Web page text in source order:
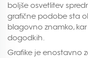
boljše osvetlitev
grafične podobe sta
blagovno znamko,
dogodkih.
Grafike je enostavno